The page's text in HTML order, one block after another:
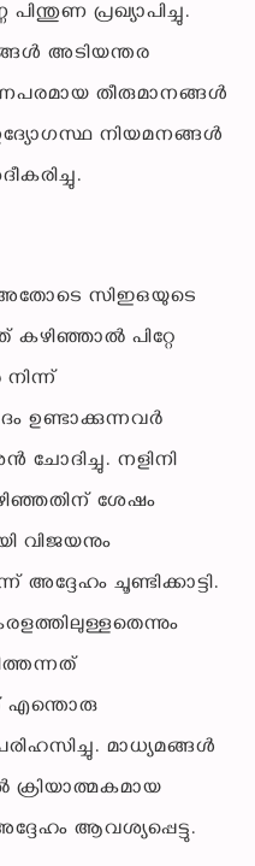
പ്രഖ്യാപിച്ചു.
അടിയന്തര
തീരുമാനങ്ങൾ
നിയമനങ്ങൾ
സിഇഒയുടെ
പിറ്റേ
ഉണ്ടാക്കുന്നവർ
ചോദിച്ചു. നളിനി
ശേഷം
വിജയനും
അദ്ദേഹം ചൂണ്ടിക്കാട്ടി.
എന്തൊരു
മാധ്യമങ്ങൾ
ആവശ്യപ്പെട്ടു.